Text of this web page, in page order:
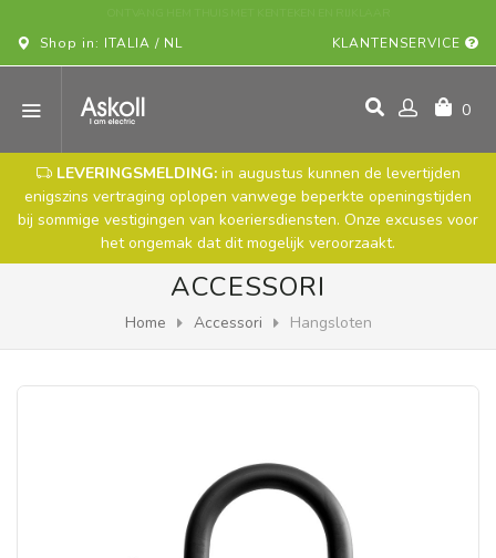
Shop in: ITALIA / NL KLANTENSERVICE
0
LEVERINGSMELDING:in augustus kunnen de levertijden
enigszins vertraging oplopen vanwege beperkte openingstijden
bij sommige vestigingen van koeriersdiensten. Onze excuses voor
het ongemak dat dit mogelijk veroorzaakt.
ACCESSORI
Home Accessori Hangsloten